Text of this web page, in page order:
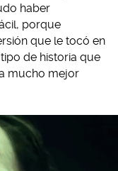
haber
porque
que le tocó en
de historia que
mucho mejor